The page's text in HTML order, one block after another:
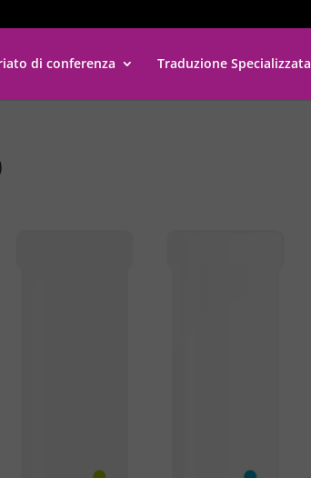
di conferenza Traduzione Specializzata